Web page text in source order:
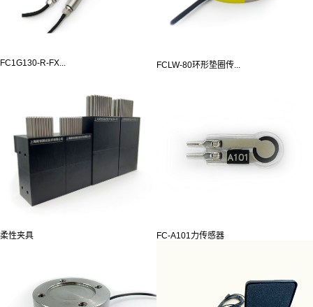
FC1G130-R-FX... FCLW-80环形垫圈传...
柔性夹具 FC-A101力传感器